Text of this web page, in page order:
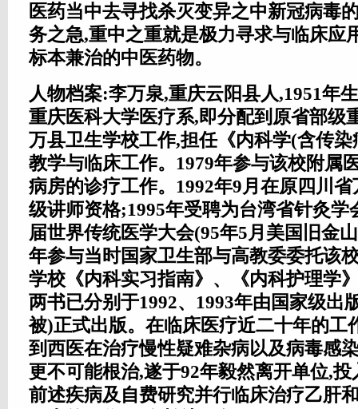
医药当中去寻找杀灭变异之中新冠病
务之急,重中之重就是极力寻求与临床应
标本兼治的中医药物。
人物档案:李万泉,重庆云阳县人,1951年
重庆医科大学医疗系,即分配到原省部级
万县卫生学校工作,担任《内科学(含传
教学与临床工作。1979年参与该校附属
病房的诊疗工作。1992年9月在原四川
级讲师资格;1995年受聘为台湾省针灸学
届世界传统医学大会(95年5月美国旧金
年参与当时国家卫生部与高教委委托该
学校《内科实习指南》、《内科护理学
两书已分别于1992、1993年由国家级出
被)正式出版。在临床医疗近二十年的工
到西医在治疗慢性疑难杂病以及病毒感
更不可能根治,遂于92年毅然离开单位,
前述疾病及自费研究并行临床治疗乙肝